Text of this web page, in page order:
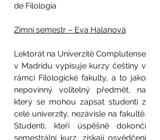
de Filología
Zimní semestr – Eva Halanová
Lektorát na Univerzitě Complutense
v Madridu vypisuje kurzy češtiny v
rámci Filologické fakulty, a to jako
nepovinný volitelný předmět, na
který se mohou zapsat studenti z
celé univerzity, nezávisle na fakultě.
Studenti, kteří úspěšně dokončí
semestrální kurz, získají osvědčení